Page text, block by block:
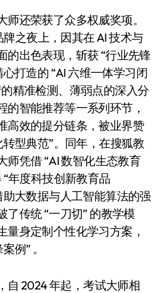
师还荣获了众多权威奖项。
之夜上，因其在 AI 技术与
的出色表现，斩获 “行业先锋
打造的 “AI 六维一体学习闭
精准检测、薄弱点的深入分
的智能推荐等一系列环节，
高效的提分链条，被业界赞
型典范”。同年，在搜狐教
师凭借 “AI 数智化生态教育
年度科技创新教育品
助大数据与人工智能算法的强
了传统 “一刀切” 的教学模
量身定制个性化学习方案，
例” 。
自 2024 年起，考试大师相